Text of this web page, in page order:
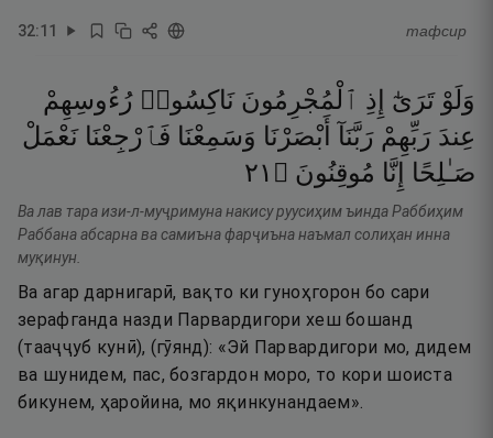
32:11 тафсир
وَلَوْ تَرَىٰٓ إِذِ ٱلْمُجْرِمُونَ نَاكِسُوا۟ رُءُوسِهِمْ
عِندَ رَبِّهِمْ رَبَّنَآ أَبْصَرْنَا وَسَمِعْنَا فَٱرْجِعْنَا نَعْمَلْ
صَـٰلِحًا إِنَّا مُوقِنُونَ ۝ ١٢
Ва лав тара изи-л-муҷримуна накису руусиҳим ъинда Раббиҳим
Раббана абсарна ва самиъна фарҷиъна наъмал солиҳан инна
муқинун.
Ва агар дарнигарӣ, вақто ки гуноҳгорон бо сари
зерафганда назди Парвардигори хеш бошанд
(тааҷҷуб кунӣ), (гӯянд): «Эй Парвардигори мо, дидем
ва шунидем, пас, бозгардон моро, то кори шоиста
бикунем, ҳаройина, мо яқинкунандаем».